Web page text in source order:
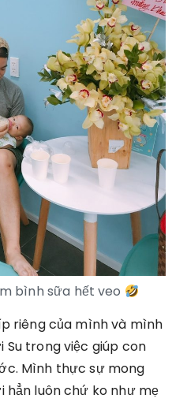
bình sữa hết veo
riêng của mình và mình
trong việc giúp con
Mình thực sự mong
luôn chứ ko như mẹ